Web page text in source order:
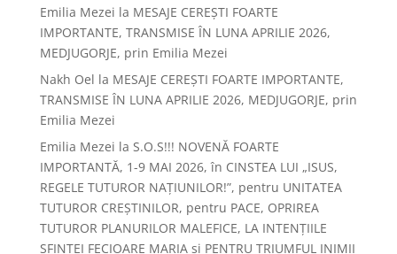
Emilia Mezei la MESAJE CEREȘTI FOARTE
IMPORTANTE, TRANSMISE ÎN LUNA APRILIE 2026,
MEDJUGORJE, prin Emilia Mezei
Nakh Oel la MESAJE CEREȘTI FOARTE IMPORTANTE,
TRANSMISE ÎN LUNA APRILIE 2026, MEDJUGORJE, prin
Emilia Mezei
Emilia Mezei la S.O.S!!! NOVENĂ FOARTE
IMPORTANTĂ, 1-9 MAI 2026, în CINSTEA LUI „ISUS,
REGELE TUTUROR NAȚIUNILOR!”, pentru UNITATEA
TUTUROR CREȘTINILOR, pentru PACE, OPRIREA
TUTUROR PLANURILOR MALEFICE, LA INTENȚIILE
SFINTEI FECIOARE MARIA și PENTRU TRIUMFUL INIMII